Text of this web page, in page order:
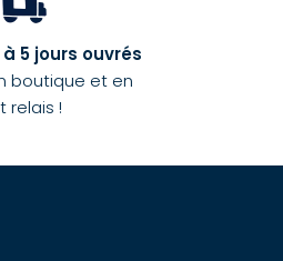
5 jours ouvrés
boutique et en
relais !